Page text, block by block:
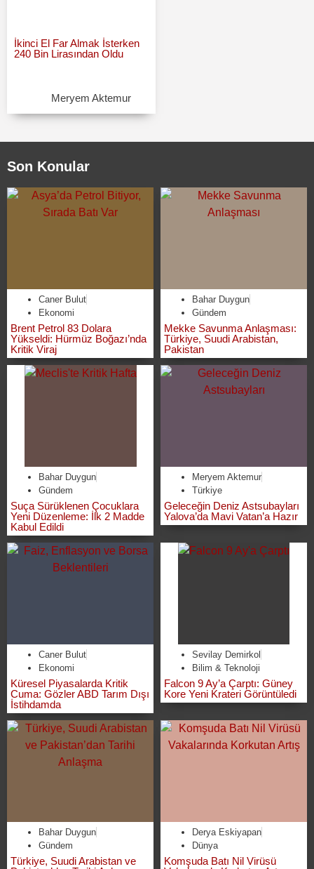
İkinci El Far Almak İsterken
240 Bin Lirasından Oldu
Meryem Aktemur
Son Konular
Caner Bulut
Ekonomi
Brent Petrol 83 Dolara
Yükseldi: Hürmüz Boğazı’nda
Kritik Viraj
Bahar Duygun
Gündem
Mekke Savunma Anlaşması:
Türkiye, Suudi Arabistan,
Pakistan
Bahar Duygun
Gündem
Suça Sürüklenen Çocuklara
Yeni Düzenleme: İlk 2 Madde
Kabul Edildi
Meryem Aktemur
Türkiye
Geleceğin Deniz Astsubayları
Yalova’da Mavi Vatan’a Hazır
Caner Bulut
Ekonomi
Küresel Piyasalarda Kritik
Cuma: Gözler ABD Tarım Dışı
İstihdamda
Sevilay Demirkol
Bilim & Teknoloji
Falcon 9 Ay’a Çarptı: Güney
Kore Yeni Krateri Görüntüledi
Bahar Duygun
Gündem
Türkiye, Suudi Arabistan ve
Derya Eskiyapan
Dünya
Komşuda Batı Nil Virüsü